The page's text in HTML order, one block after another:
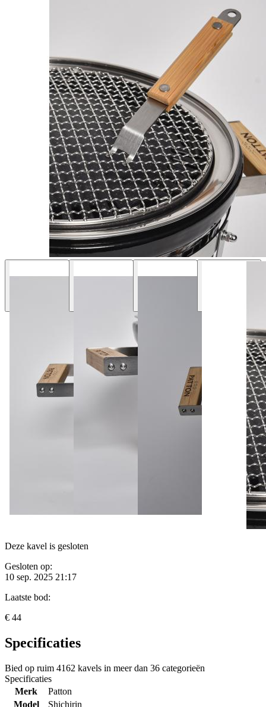
Deze kavel is gesloten
Gesloten op:
10 sep. 2025 21:17
Laatste bod:
€ 44
Specificaties
Bied op ruim 4162 kavels in meer dan 36 categorieën
Specificaties
Merk
Patton
Model
Shichirin